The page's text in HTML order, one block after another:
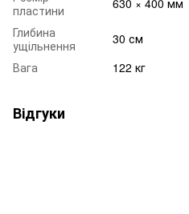
пластини
630 × 400 мм
Глибина
ущільнення
30 см
Вага
122 кг
Відгуки